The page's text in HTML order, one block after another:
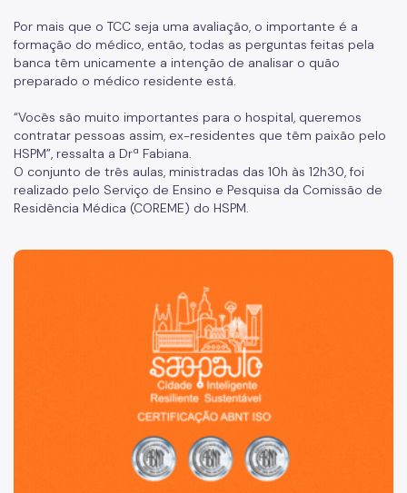
Voluntariado
Sala de Meditação
Educação em Saúde
Banco de Sangue
Programa de Qualidade
Notícias
Por mais que o TCC seja uma avaliação, o importante é a
formação do médico, então, todas as perguntas feitas pela
banca têm unicamente a intenção de analisar o quão
preparado o médico residente está.
“Vocês são muito importantes para o hospital, queremos
contratar pessoas assim, ex-residentes que têm paixão pelo
HSPM”, ressalta a Drª Fabiana.
O conjunto de três aulas, ministradas das 10h às 12h30, foi
realizado pelo Serviço de Ensino e Pesquisa da Comissão de
Residência Médica (COREME) do HSPM.
São Paulo, cidade inteligente, resiliente e sustentável